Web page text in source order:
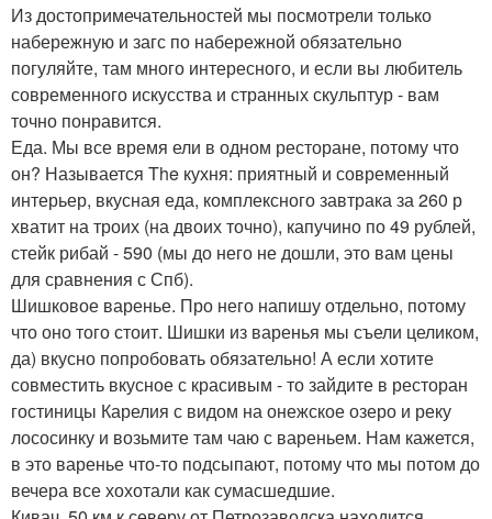
Из достопримечательностей мы посмотрели только
набережную и загс по набережной обязательно
погуляйте, там много интересного, и если вы любитель
современного искусства и странных скульптур - вам
точно понравится.
Еда. Мы все время ели в одном ресторане, потому что
он? Называется The кухня: приятный и современный
интерьер, вкусная еда, комплексного завтрака за 260 р
хватит на троих (на двоих точно), капучино по 49 рублей,
стейк рибай - 590 (мы до него не дошли, это вам цены
для сравнения с Спб).
Шишковое варенье. Про него напишу отдельно, потому
что оно того стоит. Шишки из варенья мы съели целиком,
да) вкусно попробовать обязательно! А если хотите
совместить вкусное с красивым - то зайдите в ресторан
гостиницы Карелия с видом на онежское озеро и реку
лососинку и возьмите там чаю с вареньем. Нам кажется,
в это варенье что-то подсыпают, потому что мы потом до
вечера все хохотали как сумасшедшие.